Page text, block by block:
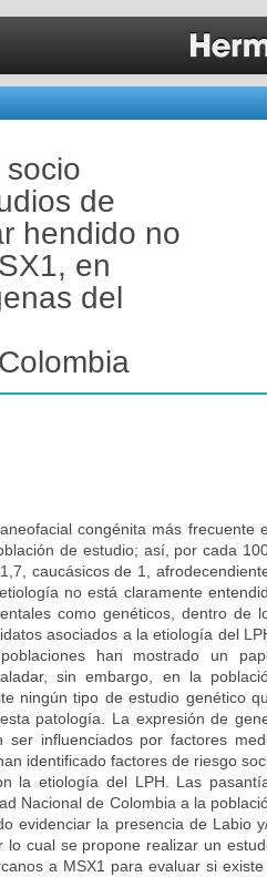
de
hendido no
en
del
congénita más frecuente
de estudio; así, por cada
caucásicos de 1,
no está claramente
como genéticos, dentro de
asociados a la etiología del
han mostrado un
sin embargo, en la
ningún tipo de estudio genético
patología. La expresión de
ser influenciados por factores
identificado factores de riesgo
la etiología del LPH. Las
Nacional de Colombia a la
evidenciar la presencia de Labio
lo cual se propone realizar un
a MSX1 para evaluar si